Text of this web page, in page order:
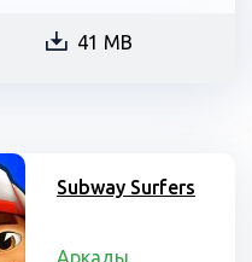
41 MB
Subway Surfers
Аркады